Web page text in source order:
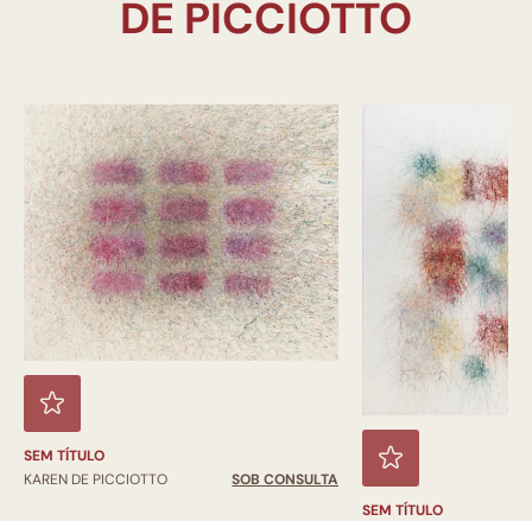
SEM TÍTULO
KAREN DE PICCIOTTO
SOB CONSULTA
SEM TÍTULO